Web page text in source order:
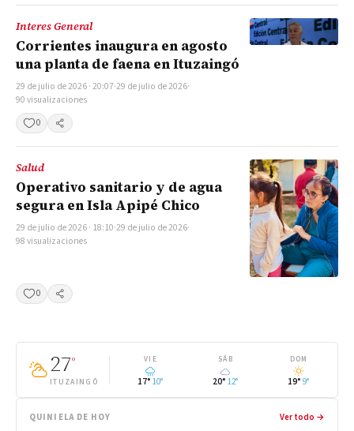
Interes General
Corrientes inaugura en agosto
una planta de faena en Ituzaingó
29 de julio de 2026 · 20:07·29 de julio de 2026·
90 visualizaciones
0
Compartir
Salud
Operativo sanitario y de agua
segura en Isla Apipé Chico
29 de julio de 2026 · 18:10·29 de julio de 2026·
98 visualizaciones
0 Compartir
27°
ITUZAINGÓ
VIE
17° 10°
SÁB
20° 12°
DOM
19° 9°
QUINIELA DE HOY Ver todo →